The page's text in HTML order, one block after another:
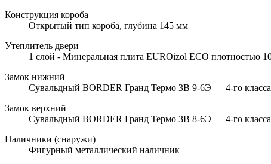
Конструкция короба
Открытый тип короба, глубина 145 мм
Утеплитель двери
1 слой - Минеральная плита EUROizol ECO плотностью
Замок нижний
Сувальдный BORDER Гранд Термо 3В 9-6Э — 4-го класса
Замок верхний
Сувальдный BORDER Гранд Термо 3В 8-6Э — 4-го класса
Наличники (снаружи)
Фигурный металлический наличник